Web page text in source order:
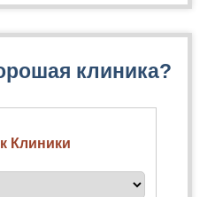
клиника?
Клиники